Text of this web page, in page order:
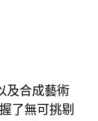
及合成藝術
了無可挑剔